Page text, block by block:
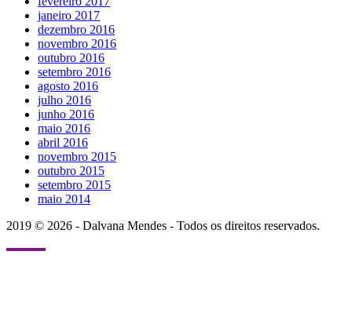
janeiro 2017
dezembro 2016
novembro 2016
outubro 2016
setembro 2016
agosto 2016
julho 2016
junho 2016
maio 2016
abril 2016
novembro 2015
outubro 2015
setembro 2015
maio 2014
2019 © 2026 - Dalvana Mendes - Todos os direitos reservados.